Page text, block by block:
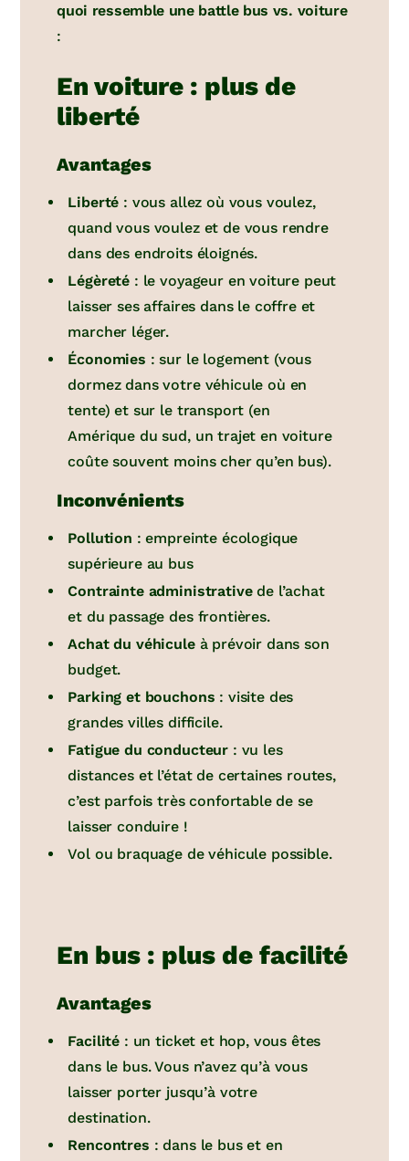
quoi ressemble une battle bus vs. voiture
:
En voiture : plus de
liberté
Avantages
Liberté : vous allez où vous voulez,
quand vous voulez et de vous rendre
dans des endroits éloignés.
Légèreté : le voyageur en voiture peut
laisser ses affaires dans le coffre et
marcher léger.
Économies : sur le logement (vous
dormez dans votre véhicule où en
tente) et sur le transport (en
Amérique du sud, un trajet en voiture
coûte souvent moins cher qu’en bus).
Inconvénients
Pollution : empreinte écologique
supérieure au bus
Contrainte administrativede l’achat
et du passage des frontières.
Achat du véhiculeà prévoir dans son
budget.
Parking et bouchons : visite des
grandes villes difficile.
Fatigue du conducteur : vu les
distances et l’état de certaines routes,
c’est parfois très confortable de se
laisser conduire !
Vol ou braquage de véhicule possible.
En bus : plus de facilité
Avantages
Facilité : un ticket et hop, vous êtes
dans le bus. Vous n’avez qu’à vous
laisser porter jusqu’à votre
destination.
Rencontres : dans le bus et en